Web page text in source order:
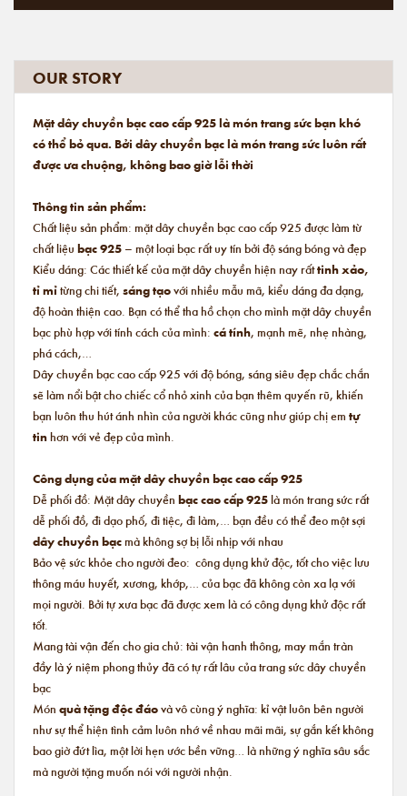
OUR STORY
Mặt dây chuyền bạc cao cấp 925 là món trang sức bạn khó
có thể bỏ qua. Bởi dây chuyền bạc là món trang sức luôn rất
được ưa chuộng, không bao giờ lỗi thời
Thông tin sản phẩm:
Chất liệu sản phẩm: mặt dây chuyền bạc cao cấp 925 được làm từ
chất liệu bạc 925 – một loại bạc rất uy tín bởi độ sáng bóng và đẹp
Kiểu dáng: Các thiết kế của mặt dây chuyền hiện nay rấttinh xảo,
tỉ mỉtừng chi tiết, sáng tạovới nhiều mẫu mã, kiểu dáng đa dạng,
độ hoàn thiện cao. Bạn có thể tha hồ chọn cho mình mặt dây chuyền
bạc phù hợp với tính cách của mình: cá tính, mạnh mẽ, nhẹ nhàng,
phá cách,…
Dây chuyền bạc cao cấp 925 với độ bóng, sáng siêu đẹp chắc chắn
sẽ làm nổi bật cho chiếc cổ nhỏ xinh của bạn thêm quyến rũ, khiến
bạn luôn thu hút ánh nhìn của người khác cũng như giúp chị em tự
tinhơn với vẻ đẹp của mình.
Công dụng của mặt dây chuyền bạc cao cấp 925
Dễ phối đồ: Mặt dây chuyền bạc cao cấp 925là món trang sức rất
dễ phối đồ, đi dạo phố, đi tiệc, đi làm,… bạn đều có thể đeo một sợi
dây chuyền bạcmà không sợ bị lỗi nhịp với nhau
Bảo vệ sức khỏe cho người đeo: công dụng khử độc, tốt cho việc lưu
thông máu huyết, xương, khớp,… của bạc đã không còn xa lạ với
mọi người. Bởi tự xưa bạc đã được xem là có công dụng khử độc rất
tốt.
Mang tài vận đến cho gia chủ: tài vận hanh thông, may mắn tràn
đầy là ý niệm phong thủy đã có tự rất lâu của trang sức dây chuyền
bạc
Món quà tặng độc đáovà vô cùng ý nghĩa: kỉ vật luôn bên người
như sự thể hiện tình cảm luôn nhớ về nhau mãi mãi, sự gắn kết không
bao giờ đứt lìa, một lời hẹn ước bền vững… là những ý nghĩa sâu sắc
mà người tặng muốn nói với người nhận.